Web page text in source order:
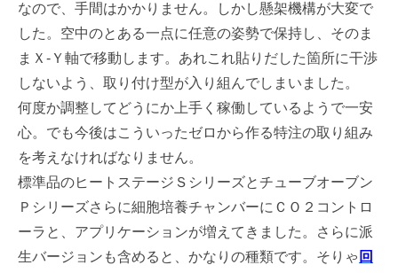
なので、手間はかかりません。しかし懸架機構が大変で
した。空中のとある一点に任意の姿勢で保持し、そのま
まＸ-Ｙ軸で移動します。あれこれ貼りだした箇所に干渉
しないよう、取り付け型が入り組んでしまいました。
何度か調整してどうにか上手く稼働しているようで一安
心。でも今後はこういったゼロから作る特注の取り組み
を考えなければなりません。
標準品のヒートステージＳシリーズとチューブオーブン
Ｐシリーズさらに細胞培養チャンバーにＣＯ２コントロ
ーラと、アプリケーションが増えてきました。さらに派
生バージョンも含めると、かなりの種類です。そりゃ 回